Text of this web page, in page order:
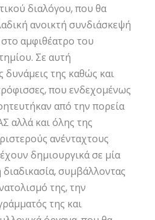
διαλόγου, που θα
ανοικτή συνδιάσκεψή
αμφιθέατρο του
Σε αυτή
δυνάμεις της καθώς και
που ενδεχομένως
από την πορεία
αλλά και όλης της
ανένταχτους
δημιουργικά σε μία
συμβάλλοντας
της, την
της και